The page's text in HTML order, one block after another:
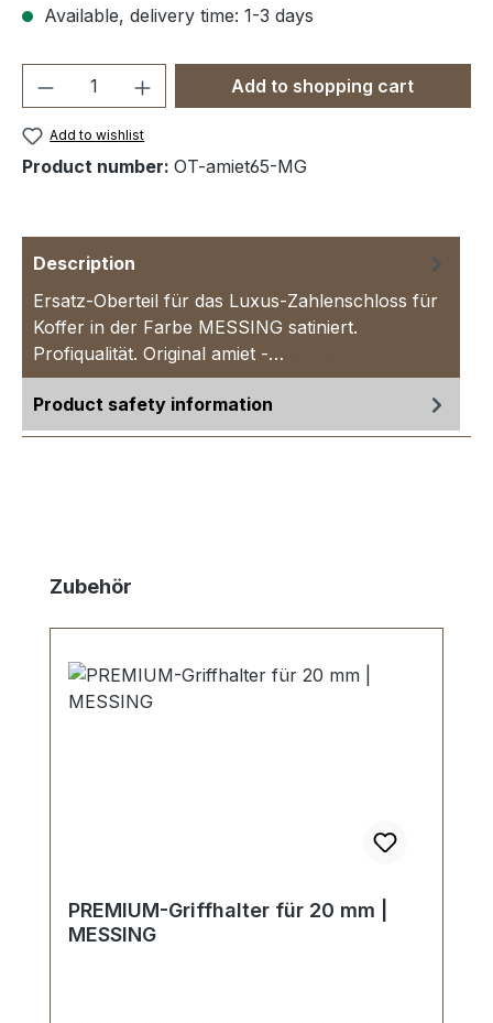
Available, delivery time: 1-3 days
Product Quantity: Enter the desired
Add to shopping cart
Add to wishlist
Product number: OT-amiet65-MG
Description
Ersatz-Oberteil für das Luxus-Zahlenschloss für
Koffer in der Farbe MESSING satiniert.
Profiqualität. Original amiet -…
Product safety information
Skip product gallery
Zubehör
PREMIUM-Griffhalter für 20 mm |
MESSING